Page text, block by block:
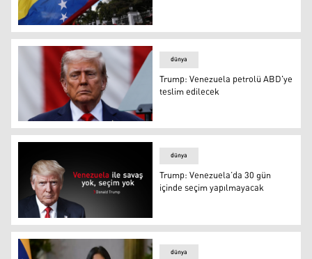
Venezuela'da 7 günlük ulusal yas ilan edildi
Trump: Venezuela petrolü ABD'ye teslim edilecek
dünya
Trump: Venezuela petrolü ABD'ye
teslim edilecek
Trump: Venezuela’da 30 gün içinde seçim yapılmayacak
dünya
Trump: Venezuela’da 30 gün
içinde seçim yapılmayacak
dünya